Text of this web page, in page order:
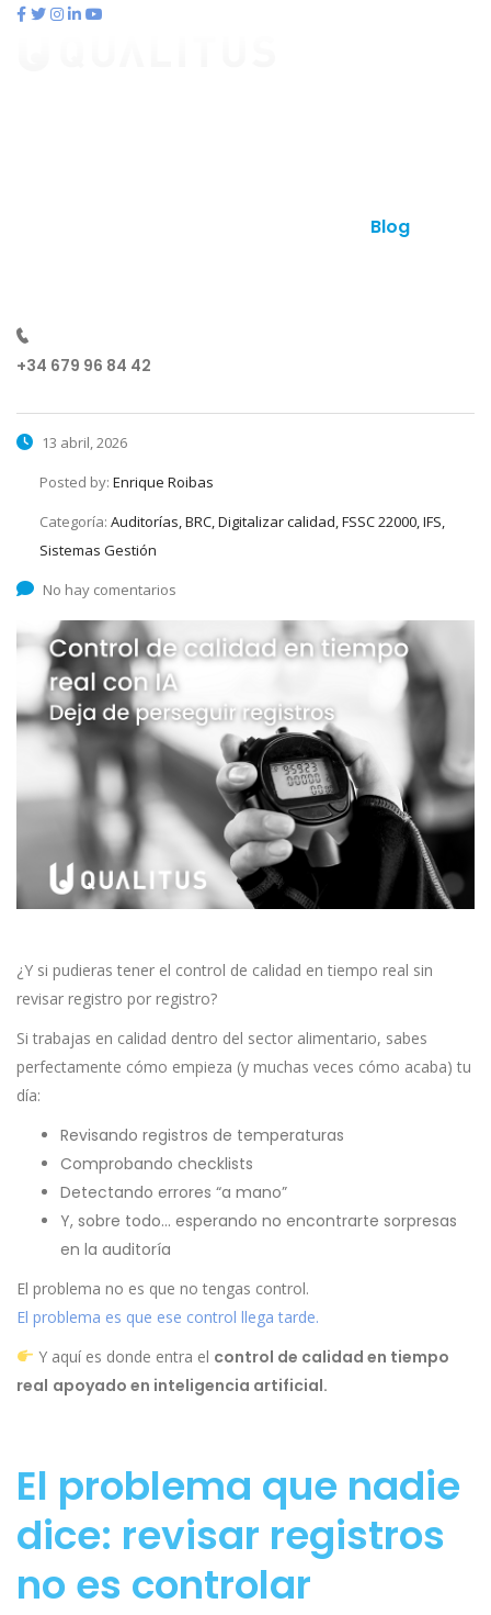
Blog
+34 679 96 84 42
13 abril, 2026
Posted by: Enrique Roibas
Categoría: Auditorías, BRC, Digitalizar calidad, FSSC 22000, IFS,
Sistemas Gestión
No hay comentarios
¿Y si pudieras tener el control de calidad en tiempo real sin
revisar registro por registro?
Si trabajas en calidad dentro del sector alimentario, sabes
perfectamente cómo empieza (y muchas veces cómo acaba) tu
día:
Revisando registros de temperaturas
Comprobando checklists
Detectando errores “a mano”
Y, sobre todo… esperando no encontrarte sorpresas
en la auditoría
El problema no es que no tengas control.
El problema es que ese control llega tarde.
Y aquí es donde entra el control de calidad en tiempo
real apoyado en inteligencia artificial.
El problema que nadie
dice: revisar registros
no es controlar